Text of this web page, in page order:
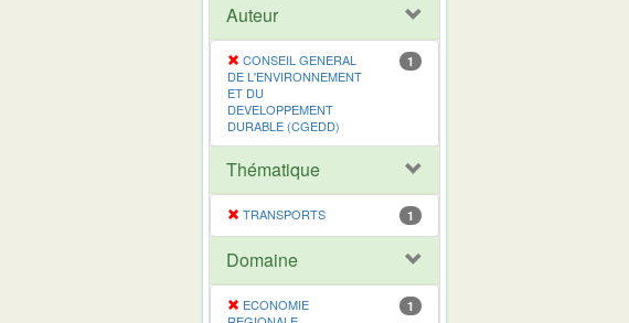
Auteur
CONSEIL GENERAL
DE L'ENVIRONNEMENT
ET DU
DEVELOPPEMENT
DURABLE (CGEDD)
1
Thématique
TRANSPORTS 1
Domaine
ECONOMIE
1